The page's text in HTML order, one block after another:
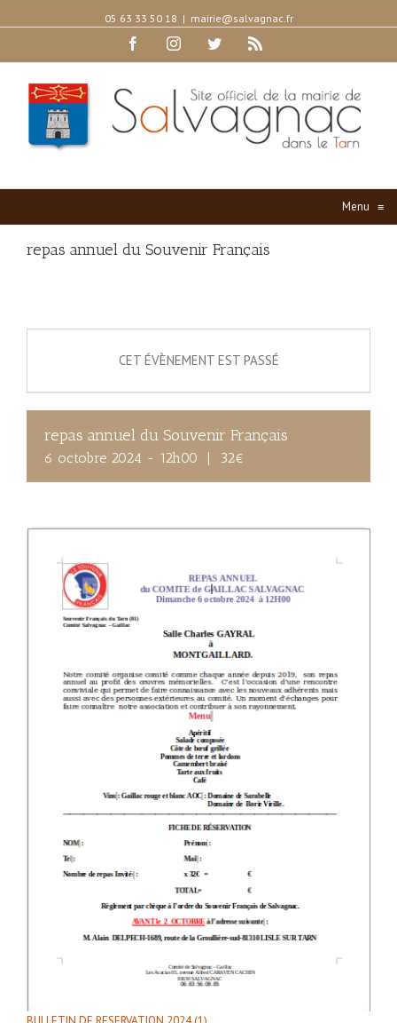
05 63 33 50 18 | mairie@salvagnac.fr
FacebookInstagramTwitter
Menu ≡
repas annuel du Souvenir Français
CET ÉVÈNEMENT EST PASSÉ
repas annuel du Souvenir Français
6 octobre 2024 - 12h00 | 32€